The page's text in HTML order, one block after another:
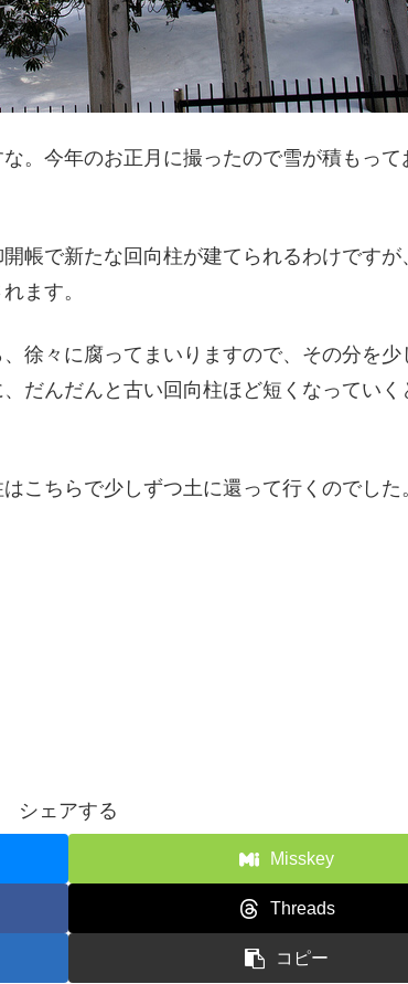
。今年のお正月に撮ったので雪が積もって
帳で新たな回向柱が建てられるわけですが
ます。
徐々に腐ってまいりますので、その分を少
だんだんと古い回向柱ほど短くなっていく
こちらで少しずつ土に還って行くのでした
シェアする
Misskey
Threads
コピー